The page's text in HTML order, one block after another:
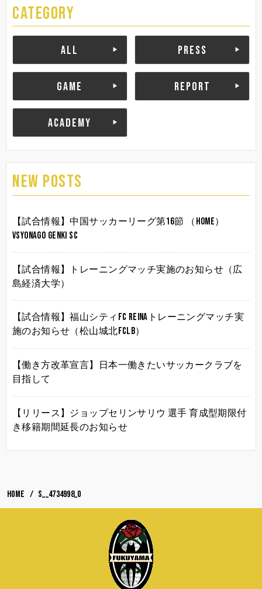
CATEGORY
ALL PRESS
GAME REPORT
ACADEMY
NEW POSTS
【試合情報】中国サッカーリーグ第16節 （HOME）
vsYonago Genki SC
【試合情報】トレーニングマッチ実施のお知らせ（広
島経済大学）
【試合情報】福山シティFC Reinaトレーニングマッチ実
施のお知らせ（松山城北FCLB）
【働き方改革宣言】日本一働きたいサッカークラブを
目指して
【リリース】ジョップセリンサリウ 選手 育成型期限付
き移籍期間延長のお知らせ
HOME S__4734998_0